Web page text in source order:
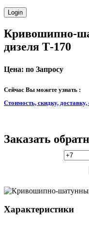
Кривошипно-
дизеля Т-170
Цена: по Запросу
Сейчас Вы можете узнать :
Стоимость, скидку, доставку,
Заказать
Характеристики